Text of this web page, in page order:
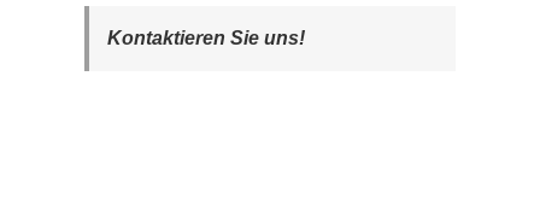
Kontaktieren Sie uns!